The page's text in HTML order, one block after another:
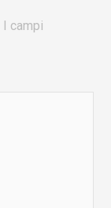
I campi